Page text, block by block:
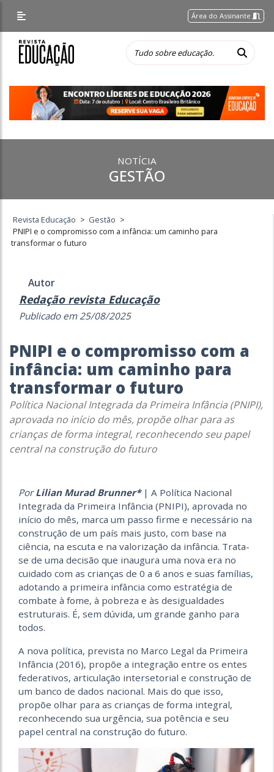
Área do Assinante
NOTÍCIA
GESTÃO
Revista Educação > Gestão >
PNIPI e o compromisso com a infância: um caminho para
transformar o futuro
Autor
Redação revista Educação
Publicado em 25/08/2025
PNIPI e o compromisso com a
infância: um caminho para
transformar o futuro
Política Nacional Integrada da Primeira Infância (PNIPI),
aprovada no início do mês, propõe olhar para as
crianças de forma integral, reconhecendo seu papel
central na construção do futuro
PorLilian Murad Brunner*| A Política Nacional
Integrada da Primeira Infância (PNIPI), aprovada no
início do mês, marca um passo firme e necessário na
construção de um país mais justo, com base na
ciência, na escuta e na valorização da infância. Trata-
se de uma decisão que inaugura uma nova era no
cuidado com as crianças de 0 a 6 anos e suas famílias,
adotando a primeira infância como estratégia de
combate à fome, à pobreza e às desigualdades
estruturais. É, sem dúvida, um grande ganho para
todos.
A nova política, prevista no Marco Legal da Primeira
Infância (2016), propõe a integração entre os entes
federativos, articulação intersetorial e construção de
um banco de dados nacional. Mais do que isso,
propõe olhar para as crianças de forma integral,
reconhecendo sua urgência, sua potência e seu
papel central na construção do futuro.